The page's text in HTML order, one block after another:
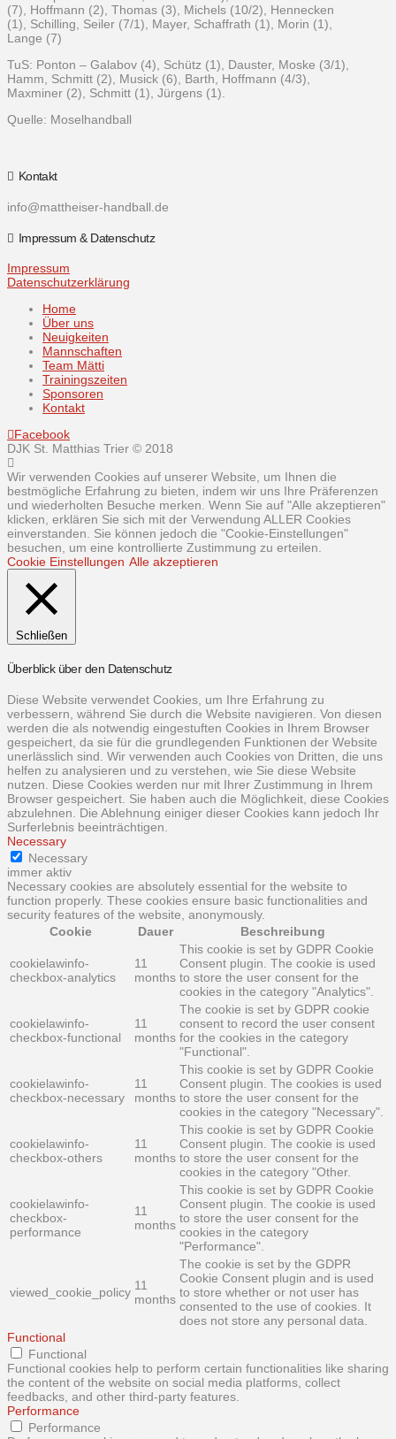
(7), Hoffmann (2), Thomas (3), Michels (10/2), Hennecken
(1), Schilling, Seiler (7/1), Mayer, Schaffrath (1), Morin (1),
Lange (7)
TuS: Ponton – Galabov (4), Schütz (1), Dauster, Moske (3/1),
Hamm, Schmitt (2), Musick (6), Barth, Hoffmann (4/3),
Maxminer (2), Schmitt (1), Jürgens (1).
Quelle: Moselhandball
Kontakt
info@mattheiser-handball.de
Impressum & Datenschutz
Impressum
Datenschutzerklärung
Home
Über uns
Neuigkeiten
Mannschaften
Team Mätti
Trainingszeiten
Sponsoren
Kontakt
Facebook
DJK St. Matthias Trier © 2018
Wir verwenden Cookies auf unserer Website, um Ihnen die
bestmögliche Erfahrung zu bieten, indem wir uns Ihre Präferenzen
und wiederholten Besuche merken. Wenn Sie auf "Alle akzeptieren"
klicken, erklären Sie sich mit der Verwendung ALLER Cookies
einverstanden. Sie können jedoch die "Cookie-Einstellungen"
besuchen, um eine kontrollierte Zustimmung zu erteilen.
Cookie Einstellungen Alle akzeptieren
Schließen
Überblick über den Datenschutz
Diese Website verwendet Cookies, um Ihre Erfahrung zu
verbessern, während Sie durch die Website navigieren. Von diesen
werden die als notwendig eingestuften Cookies in Ihrem Browser
gespeichert, da sie für die grundlegenden Funktionen der Website
unerlässlich sind. Wir verwenden auch Cookies von Dritten, die uns
helfen zu analysieren und zu verstehen, wie Sie diese Website
nutzen. Diese Cookies werden nur mit Ihrer Zustimmung in Ihrem
Browser gespeichert. Sie haben auch die Möglichkeit, diese Cookies
abzulehnen. Die Ablehnung einiger dieser Cookies kann jedoch Ihr
Surferlebnis beeinträchtigen.
Necessary
Necessary
immer aktiv
Necessary cookies are absolutely essential for the website to
function properly. These cookies ensure basic functionalities and
security features of the website, anonymously.
Cookie
Dauer Beschreibung
cookielawinfo-
checkbox-analytics
11
months
This cookie is set by GDPR Cookie
Consent plugin. The cookie is used
to store the user consent for the
cookies in the category "Analytics".
cookielawinfo-
checkbox-functional
11
months
The cookie is set by GDPR cookie
consent to record the user consent
for the cookies in the category
"Functional".
cookielawinfo-
checkbox-necessary
11
months
This cookie is set by GDPR Cookie
Consent plugin. The cookies is used
to store the user consent for the
cookies in the category "Necessary".
cookielawinfo-
checkbox-others
11
months
This cookie is set by GDPR Cookie
Consent plugin. The cookie is used
to store the user consent for the
cookies in the category "Other.
cookielawinfo-
checkbox-
performance
11
months
This cookie is set by GDPR Cookie
Consent plugin. The cookie is used
to store the user consent for the
cookies in the category
"Performance".
viewed_cookie_policy 11
months
The cookie is set by the GDPR
Cookie Consent plugin and is used
to store whether or not user has
consented to the use of cookies. It
does not store any personal data.
Functional
Functional
Functional cookies help to perform certain functionalities like sharing
the content of the website on social media platforms, collect
feedbacks, and other third-party features.
Performance
Performance